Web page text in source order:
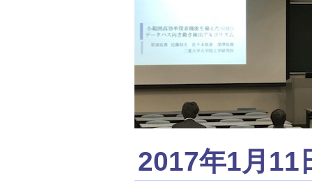
2017年1月11